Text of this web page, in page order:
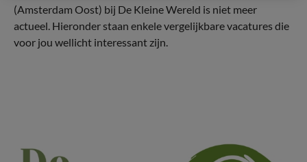
(Amsterdam Oost) bij De Kleine Wereld is niet meer
actueel. Hieronder staan enkele vergelijkbare vacatures die
voor jou wellicht interessant zijn.